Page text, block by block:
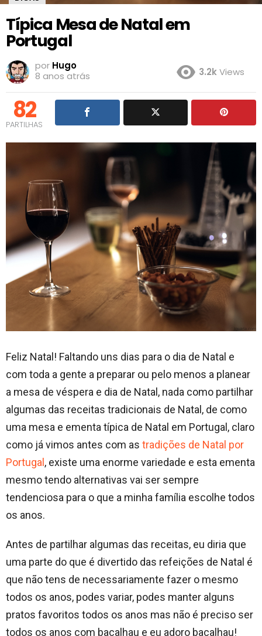
Típica Mesa de Natal em
Portugal
por Hugo
8 anos atrás
3.2kViews
82
PARTILHAS
Feliz Natal! Faltando uns dias para o dia de Natal e
com toda a gente a preparar ou pelo menos a planear
a mesa de véspera e dia de Natal, nada como partilhar
algumas das receitas tradicionais de Natal, de como
uma mesa e ementa típica de Natal em Portugal, claro
como já vimos antes com as tradições de Natal por
Portugal , existe uma enorme variedade e esta ementa
mesmo tendo alternativas vai ser sempre
tendenciosa para o que a minha família escolhe todos
os anos.
Antes de partilhar algumas das receitas, eu diria que
uma parte do que é divertido das refeições de Natal é
que não tens de necessariamente fazer o mesmo
todos os anos, podes variar, podes manter alguns
pratos favoritos todos os anos mas não é preciso ser
todos os anos com bacalhau e eu adoro bacalhau!